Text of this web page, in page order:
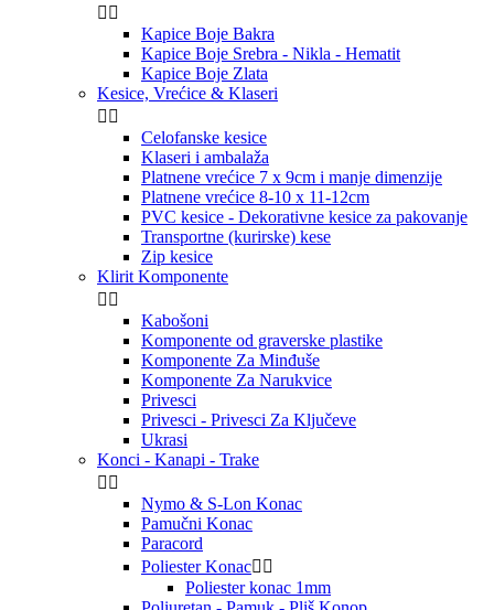
 
Kapice Boje Bakra
Kapice Boje Srebra - Nikla - Hematit
Kapice Boje Zlata
Kesice, Vrećice & Klaseri
 
Celofanske kesice
Klaseri i ambalaža
Platnene vrećice 7 x 9cm i manje dimenzije
Platnene vrećice 8-10 x 11-12cm
PVC kesice - Dekorativne kesice za pakovanje
Transportne (kurirske) kese
Zip kesice
Klirit Komponente
 
Kabošoni
Komponente od graverske plastike
Komponente Za Minđuše
Komponente Za Narukvice
Privesci
Privesci - Privesci Za Ključeve
Ukrasi
Konci - Kanapi - Trake
 
Nymo & S-Lon Konac
Pamučni Konac
Paracord
Poliester Konac 
Poliester konac 1mm